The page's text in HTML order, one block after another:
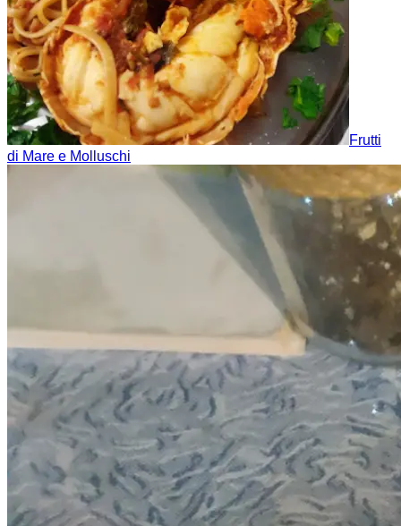
Frutti
di Mare e Molluschi